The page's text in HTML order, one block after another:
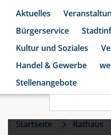
Aktuelles
Bürgerservice
Kultur und Soziales
Handel & Gewerbe
Stellenangebote
Startseite Rathaus